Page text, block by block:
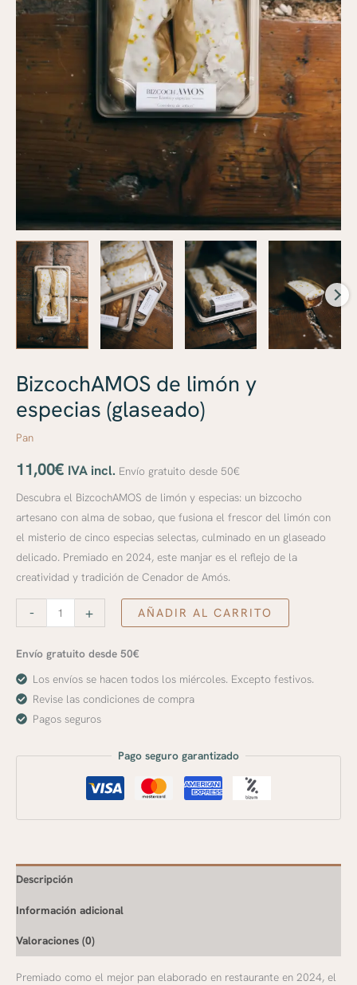
BizcochAMOS de limón y
especias (glaseado)
Pan
11,00€ IVA incl. Envío gratuito desde 50€
Descubra el BizcochAMOS de limón y especias: un bizcocho
artesano con alma de sobao, que fusiona el frescor del limón con
el misterio de cinco especias selectas, culminado en un glaseado
delicado. Premiado en 2024, este manjar es el reflejo de la
creatividad y tradición de Cenador de Amós.
- + AÑADIR AL CARRITO
Envío gratuito desde 50€
Los envíos se hacen todos los miércoles. Excepto festivos.
Revise las condiciones de compra
Pagos seguros
Pago seguro garantizado
Descripción
Información adicional
Valoraciones (0)
Premiado como el mejor pan elaborado en restaurante en 2024, el